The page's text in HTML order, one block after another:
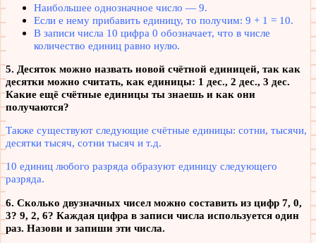
Наибольшее однозначное число — 9.
Если е нему прибавить единицу, то получим: 9 + 1 = 10.
В записи числа 10 цифра 0 обозначает, что в числе
количество единиц равно нулю.
5. Десяток можно назвать новой счётной единицей, так как
десятки можно считать, как единицы: 1 дес., 2 дес., 3 дес.
Какие ещё счётные единицы ты знаешь и как они
получаются?
Также существуют следующие счётные единицы: сотни, тысячи,
десятки тысяч, сотни тысяч и т.д.
10 единиц любого разряда образуют единицу следующего
разряда.
6. Сколько двузначных чисел можно составить из цифр 7, 0,
3? 9, 2, 6? Каждая цифра в записи числа используется один
раз. Назови и запиши эти числа.